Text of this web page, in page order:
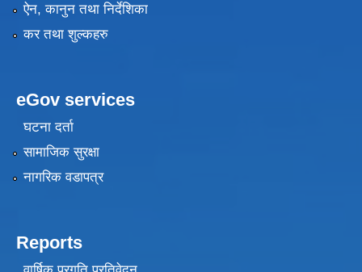
ऐन, कानुन तथा निर्देशिका
कर तथा शुल्कहरु
eGov services
घटना दर्ता
सामाजिक सुरक्षा
नागरिक वडापत्र
Reports